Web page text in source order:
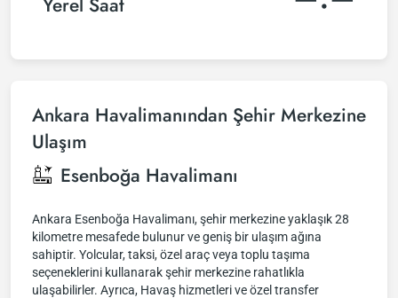
Ankara Havalimanından Şehir Merkezine
Ulaşım
Esenboğa Havalimanı
Ankara Esenboğa Havalimanı, şehir merkezine yaklaşık 28
kilometre mesafede bulunur ve geniş bir ulaşım ağına
sahiptir. Yolcular, taksi, özel araç veya toplu taşıma
seçeneklerini kullanarak şehir merkezine rahatlıkla
ulaşabilirler. Ayrıca, Havaş hizmetleri ve özel transfer